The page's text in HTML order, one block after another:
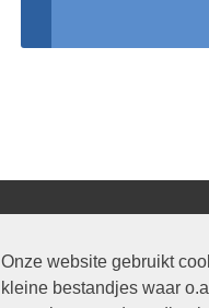
Onze website gebruikt
kleine bestandjes waar